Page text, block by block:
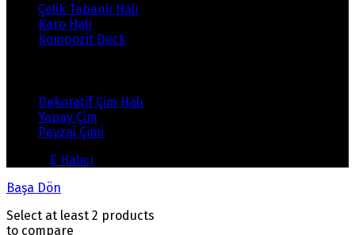
Çelik Tabanlı Halı
Karo Halı
Kompozit Deck
Dekoratif Çim Halı
Yapay Çim
Peyzaj Çimi
E Halıcı
Başa Dön
Select at least 2 products
to compare